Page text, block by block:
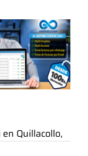
Quillacollo,